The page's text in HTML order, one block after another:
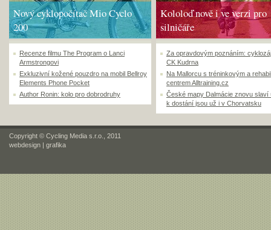
Nový cyklopočítač Mio Cyclo
200
Recenze filmu The Program o Lanci
Armstrongovi
Exkluzivní kožené pouzdro na mobil Bellroy
Elements Phone Pocket
Author Ronin: kolo pro dobrodruhy
Kololoď nově i ve verzi pro
silničáře
Za opravdovým poznáním:
CK Kudrna
Na Mallorcu s tréninkovým a
centrem Alltraining.cz
České mapy Dalmácie znovu slaví
k dostání jsou už i v Chorvatsku
Copyright © Cycling Media s.r.o., 2011
webdesign | grafika